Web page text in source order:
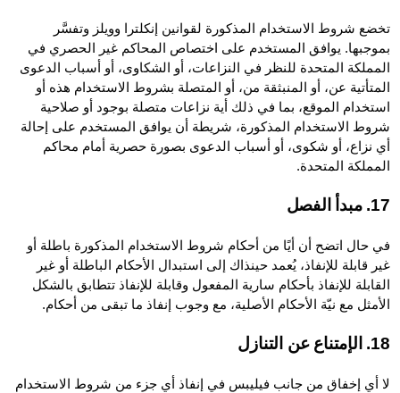
تخضع شروط الاستخدام المذكورة لقوانين إنكلترا وويلز وتفسَّر
بموجبها. يوافق المستخدم على اختصاص المحاكم غير الحصري في
المملكة المتحدة للنظر في النزاعات، أو الشكاوى، أو أسباب الدعوى
المتأتية عن، أو المنبثقة من، أو المتصلة بشروط الاستخدام هذه أو
استخدام الموقع، بما في ذلك أية نزاعات متصلة بوجود أو صلاحية
شروط الاستخدام المذكورة، شريطة أن يوافق المستخدم على إحالة
أي نزاع، أو شكوى، أو أسباب الدعوى بصورة حصرية أمام محاكم
المملكة المتحدة.
17. مبدأ الفصل
في حال اتضح أن أيًا من أحكام شروط الاستخدام المذكورة باطلة أو
غير قابلة للإنفاذ، يُعمد حينذاك إلى استبدال الأحكام الباطلة أو غير
القابلة للإنفاذ بأحكام سارية المفعول وقابلة للإنفاذ تتطابق بالشكل
الأمثل مع نيّة الأحكام الأصلية، مع وجوب إنفاذ ما تبقى من أحكام.
18. الإمتناع عن التنازل
لا أي إخفاق من جانب فيليبس في إنفاذ أي جزء من شروط الاستخدام